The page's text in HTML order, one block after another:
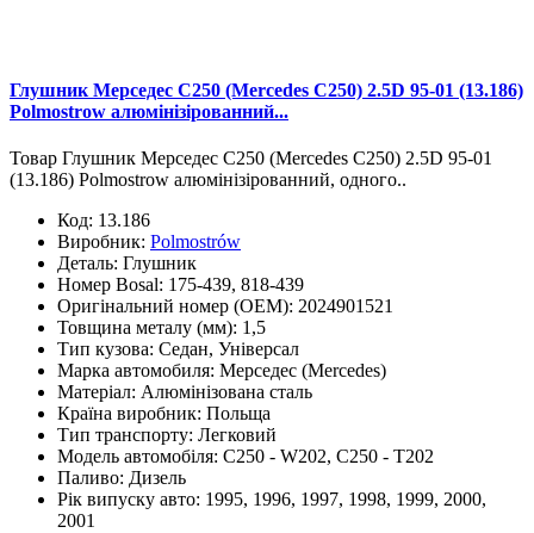
Глушник Мерседес С250 (Mercedes С250) 2.5D 95-01 (13.186)
Polmostrow алюмінізірованний...
Товар Глушник Мерседес С250 (Mercedes С250) 2.5D 95-01
(13.186) Polmostrow алюмінізірованний, одного..
Код: 13.186
Виробник: Polmostrów
Деталь: Глушник
Номер Bosal: 175-439, 818-439
Оригінальний номер (OEM): 2024901521
Товщина металу (мм): 1,5
Тип кузова: Седан, Універсал
Марка автомобиля: Мерседес (Mercedes)
Матеріал: Алюмінізована сталь
Країна виробник: Польща
Тип транспорту: Легковий
Модель автомобіля: C250 - W202, C250 - T202
Паливо: Дизель
Рік випуску авто: 1995, 1996, 1997, 1998, 1999, 2000,
2001